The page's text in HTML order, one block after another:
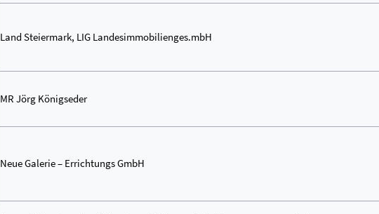
Land Steiermark, LIG Landesimmobilienges.mbH
MR Jörg Königseder
Neue Galerie – Errichtungs GmbH